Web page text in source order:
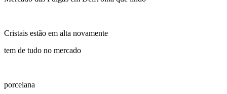
Cristais estão em alta novamente
tem de tudo no mercado
porcelana